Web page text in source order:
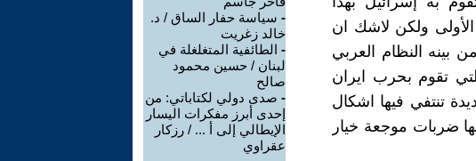
ولكن لاشك ان
بينه النظام العربي
تقوم بحرب ايران
تنتفي فيها اشكال
ضربات موجعة خيار
- سياسة حفار الساق / د.
خالد زغريت
- الطائفية المتغلغلة في
لبنان / حسين محمود
صالح
- صدى دولي لكتاباتي: من
إحدى أبرز مفكرات اليسار
الإيطالي إلى أ ... / رزكار
عقراوي